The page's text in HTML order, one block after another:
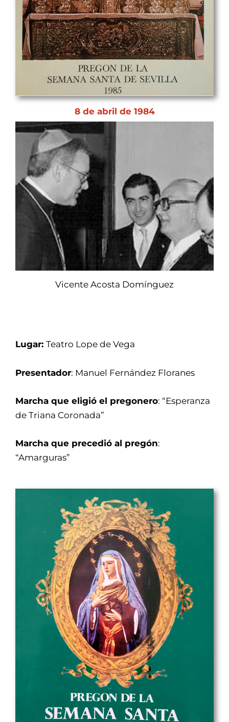
8 de abril de 1984
Vicente Acosta Domínguez
Lugar: Teatro Lope de Vega
Presentador: Manuel Fernández Floranes
Marcha que eligió el pregonero: “Esperanza
de Triana Coronada”
Marcha que precedió al pregón:
“Amarguras”